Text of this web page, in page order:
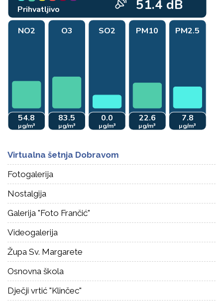
Virtualna šetnja Dobravom
Fotogalerija
Nostalgija
Galerija "Foto Frančić"
Videogalerija
Župa Sv. Margarete
Osnovna škola
Dječji vrtić "Klinčec"